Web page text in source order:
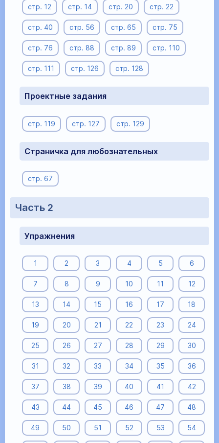
стр. 12 стр. 14 стр. 20 стр. 22
стр. 40 стр. 56 стр. 65 стр. 75
стр. 76 стр. 88 стр. 89 стр. 110
стр. 111 стр. 126 стр. 128
Проектные задания
стр. 119 стр. 127 стр. 129
Cтраничка для любознательных
стр. 67
Часть 2
Упражнения
1 2 3 4 5 6
7 8 9 10 11 12
13 14 15 16 17 18
19 20 21 22 23 24
25 26 27 28 29 30
31 32 33 34 35 36
37 38 39 40 41 42
43 44 45 46 47 48
49 50 51 52 53 54